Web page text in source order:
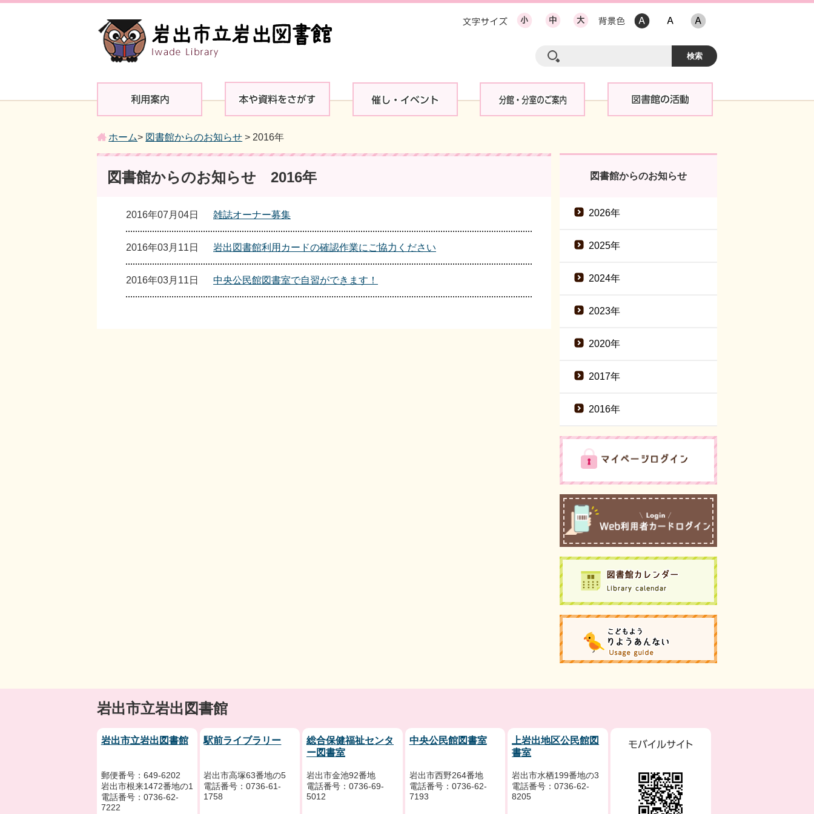
ホーム> 図書館からのお知らせ > 2016年
図書館からのお知らせ 2016年
2016年07月04日 雑誌オーナー募集
2016年03月11日 岩出図書館利用カードの確認作業にご協力ください
2016年03月11日 中央公民館図書室で自習ができます！
図書館からのお知らせ
2026年
2025年
2024年
2023年
2020年
2017年
2016年
岩出市立岩出図書館
岩出市立岩出図書館
郵便番号：649-6202
岩出市根来1472番地の1
電話番号：0736-62-
7222
駅前ライブラリー
岩出市高塚63番地の5
電話番号：0736-61-
1758
総合保健福祉センタ
ー図書室
岩出市金池92番地
電話番号：0736-69-
5012
中央公民館図書室
岩出市西野264番地
電話番号：0736-62-
7193
上岩出地区公民館図
書室
岩出市水栖199番地の3
電話番号：0736-62-
8205